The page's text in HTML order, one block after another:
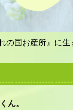
の国お産所』に生
ん。